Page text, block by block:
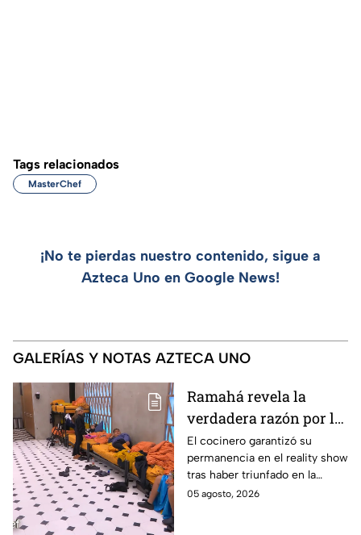
Tags relacionados
MasterChef
¡No te pierdas nuestro contenido, sigue a
Azteca Uno en Google News!
GALERÍAS Y NOTAS AZTECA UNO
Ramahá revela la
verdadera razón por la
que subió a Daniela al
balcón de MasterChef
24/7
El cocinero garantizó su
permanencia en el reality show
tras haber triunfado en la
pasada batalla por equipos
05 agosto, 2026